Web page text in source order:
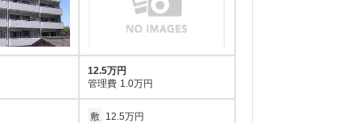
12.5万円
管理費 1.0万円
敷 12.5万円